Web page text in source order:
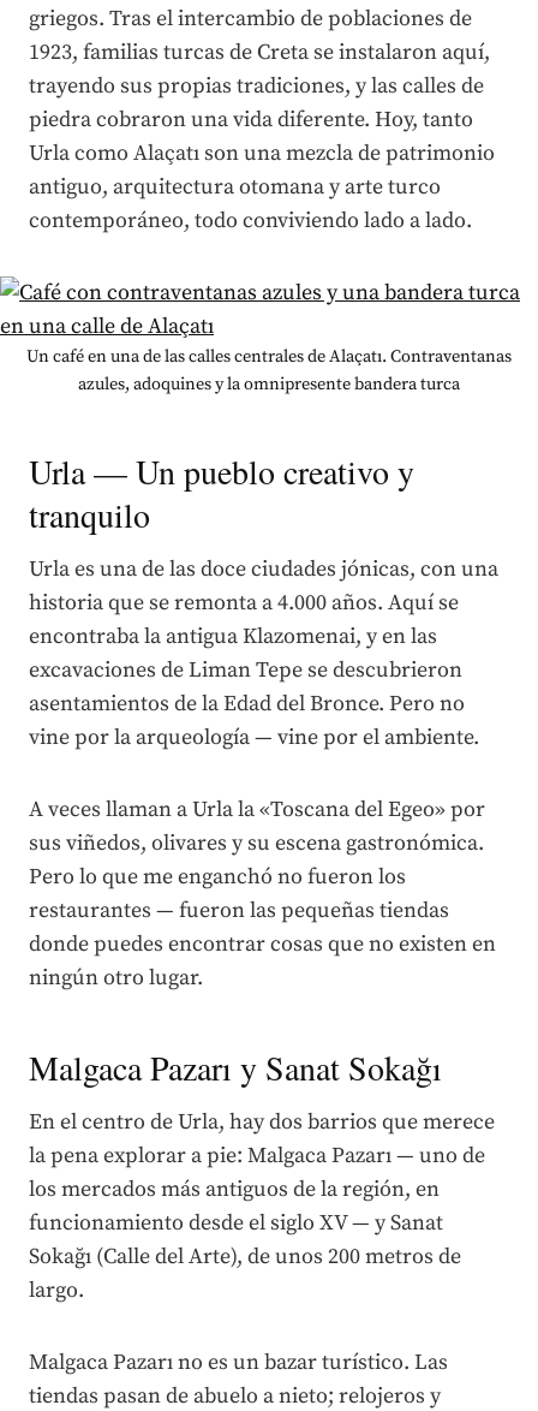
griegos. Tras el intercambio de poblaciones de
1923, familias turcas de Creta se instalaron aquí,
trayendo sus propias tradiciones, y las calles de
piedra cobraron una vida diferente. Hoy, tanto
Urla como Alaçatı son una mezcla de patrimonio
antiguo, arquitectura otomana y arte turco
contemporáneo, todo conviviendo lado a lado.
Un café en una de las calles centrales de Alaçatı. Contraventanas
azules, adoquines y la omnipresente bandera turca
Urla — Un pueblo creativo y
tranquilo
Urla es una de las doce ciudades jónicas, con una
historia que se remonta a 4.000 años. Aquí se
encontraba la antigua Klazomenai, y en las
excavaciones de Liman Tepe se descubrieron
asentamientos de la Edad del Bronce. Pero no
vine por la arqueología — vine por el ambiente.
A veces llaman a Urla la «Toscana del Egeo» por
sus viñedos, olivares y su escena gastronómica.
Pero lo que me enganchó no fueron los
restaurantes — fueron las pequeñas tiendas
donde puedes encontrar cosas que no existen en
ningún otro lugar.
Malgaca Pazarı y Sanat Sokağı
En el centro de Urla, hay dos barrios que merece
la pena explorar a pie: Malgaca Pazarı — uno de
los mercados más antiguos de la región, en
funcionamiento desde el siglo XV — y Sanat
Sokağı (Calle del Arte), de unos 200 metros de
largo.
Malgaca Pazarı no es un bazar turístico. Las
tiendas pasan de abuelo a nieto; relojeros y